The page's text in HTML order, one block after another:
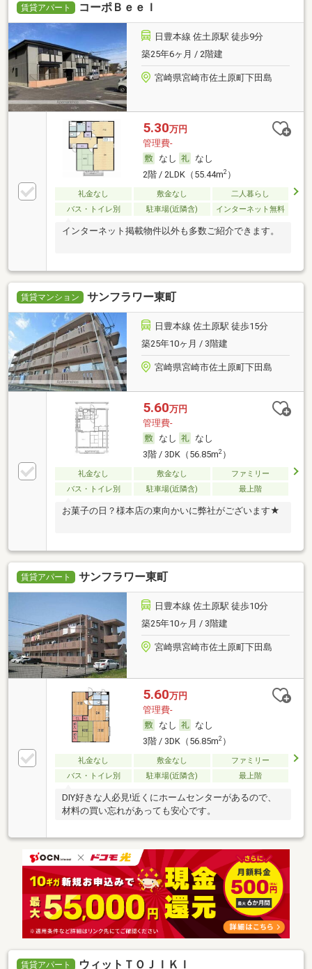
賃貸アパート コーポＢｅｅＩ
日豊本線 佐土原駅 徒歩9分
築25年6ヶ月 / 2階建
宮崎県宮崎市佐土原町下田島
5.30万円
管理費-
なし
なし
2階 / 2LDK（55.44m2）
礼金なし 敷金なし
二人暮らし
バス・トイレ別
駐車場(近隣含) インターネット無料
インターネット掲載物件以外も多数ご紹介できます。
賃貸マンション サンフラワー東町
日豊本線 佐土原駅 徒歩15分
築25年10ヶ月 / 3階建
宮崎県宮崎市佐土原町下田島
5.60万円
管理費-
なし
なし
3階 / 3DK（56.85m2）
礼金なし 敷金なし
ファミリー
バス・トイレ別
駐車場(近隣含) 最上階
お菓子の日？様本店の東向かいに弊社がございます★
賃貸アパート サンフラワー東町
日豊本線 佐土原駅 徒歩10分
築25年10ヶ月 / 3階建
宮崎県宮崎市佐土原町下田島
5.60万円
管理費-
なし
なし
3階 / 3DK（56.85m2）
礼金なし 敷金なし
ファミリー
バス・トイレ別
駐車場(近隣含) 最上階
DIY好きな人必見!近くにホームセンターがあるので、
材料の買い忘れがあっても安心です。
賃貸アパート ウィットＴＯＪＩＫＩ